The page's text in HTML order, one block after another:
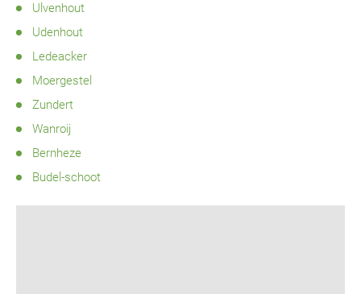
Ulvenhout
Udenhout
Ledeacker
Moergestel
Zundert
Wanroij
Bernheze
Budel-schoot